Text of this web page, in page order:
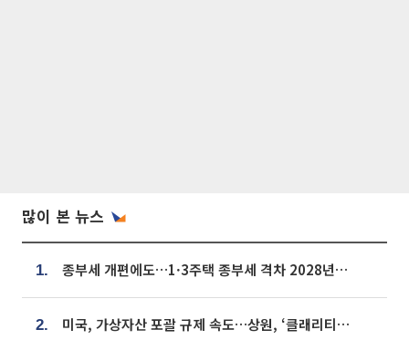
많이 본 뉴스
1. 종부세 개편에도…1·3주택 종부세 격차 2028년부터 확대
2. 미국, 가상자산 포괄 규제 속도…상원, ‘클래리티법’ 9월 절차투표 추진